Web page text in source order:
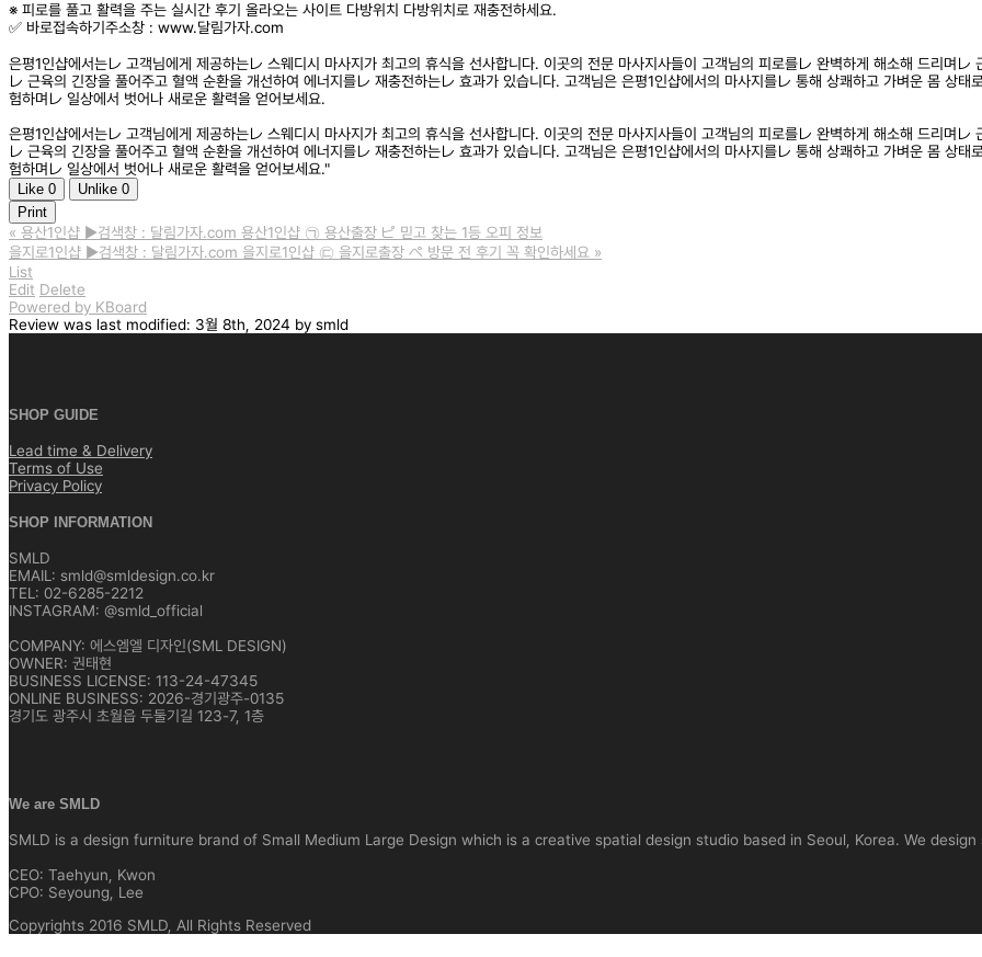
※ 피로를 풀고 활력을 주는 실시간 후기 올라오는 사이트 다방위치 다방위치로 재충전하세요.
✅ 바로접속하기주소창 : www.달림가자.com
은평1인샵에서는レ 고객님에게 제공하는レ 스웨디시 마사지가 최고의 휴식을 선사합니다. 이곳의 전문 마사지사들이 고객님의 피로를レ 완벽하게 해소해 드리며
レ 근육의 긴장을 풀어주고 혈액 순환을 개선하여 에너지를レ 재충전하는レ 효과가 있습니다. 고객님은 은평1인샵에서의 마사지를レ 통해 상쾌하고 가벼운 몸 상
험하며レ 일상에서 벗어나 새로운 활력을 얻어보세요.
은평1인샵에서는レ 고객님에게 제공하는レ 스웨디시 마사지가 최고의 휴식을 선사합니다. 이곳의 전문 마사지사들이 고객님의 피로를レ 완벽하게 해소해 드리며
レ 근육의 긴장을 풀어주고 혈액 순환을 개선하여 에너지를レ 재충전하는レ 효과가 있습니다. 고객님은 은평1인샵에서의 마사지를レ 통해 상쾌하고 가벼운 몸 상
험하며レ 일상에서 벗어나 새로운 활력을 얻어보세요."
Like 0 Unlike 0
Print
« 용산1인샵 ▶️검색창 : 달림가자.com 용산1인샵 ㉠ 용산출장 ピ 믿고 찾는 1등 오피 정보
을지로1인샵 ▶️검색창 : 달림가자.com 을지로1인샵 ㉢ 을지로출장 ペ 방문 전 후기 꼭 확인하세요 »
List
Edit Delete
Powered by KBoard
Review was last modified: 3월 8th, 2024 by smld
SHOP GUIDE
Lead time & Delivery
Terms of Use
Privacy Policy
SHOP INFORMATION
SMLD
EMAIL: smld@smldesign.co.kr
TEL: 02-6285-2212
INSTAGRAM: @smld_official
COMPANY: 에스엠엘 디자인(SML DESIGN)
OWNER: 권태현
BUSINESS LICENSE: 113-24-47345
ONLINE BUSINESS: 2026-경기광주-0135
경기도 광주시 초월읍 두둘기길 123-7, 1층
We are SMLD
SMLD is a design furniture brand of Small Medium Large Design which is a creative spatial design studio based in Seoul, Korea. We
CEO: Taehyun, Kwon
CPO: Seyoung, Lee
Copyrights 2016 SMLD, All Rights Reserved